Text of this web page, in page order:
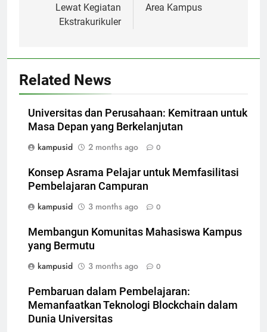
Lewat Kegiatan
Ekstrakurikuler
Area Kampus
Related News
Universitas dan Perusahaan: Kemitraan untuk
Masa Depan yang Berkelanjutan
kampusid
2 months ago 0
Konsep Asrama Pelajar untuk Memfasilitasi
Pembelajaran Campuran
kampusid
3 months ago 0
Membangun Komunitas Mahasiswa Kampus
yang Bermutu
kampusid
3 months ago 0
Pembaruan dalam Pembelajaran:
Memanfaatkan Teknologi Blockchain dalam
Dunia Universitas